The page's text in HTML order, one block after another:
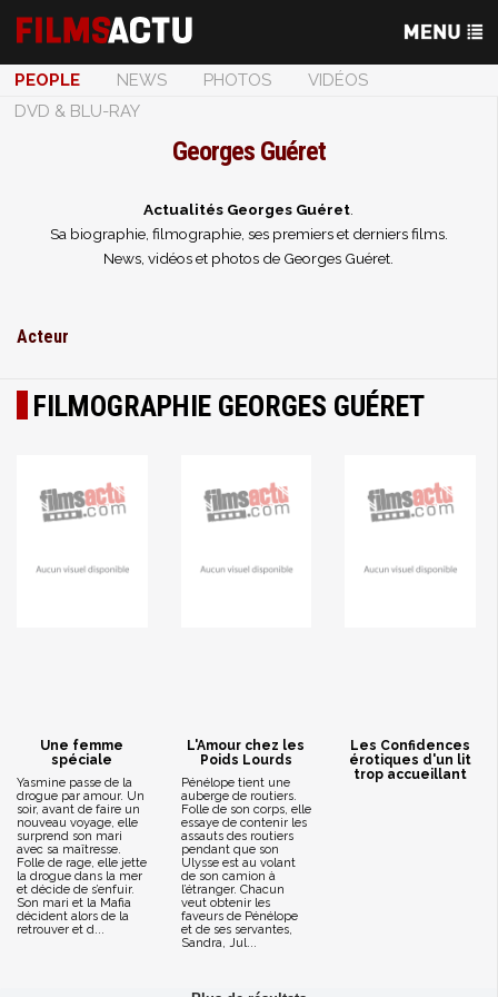
PEOPLE NEWS PHOTOS
VIDÉOS
DVD & BLU-RAY
Georges Guéret
Actualités Georges Guéret
Sa biographie, filmographie, ses premiers et derniers films.
News, vidéos et photos de Georges Guéret.
Acteur
FILMOGRAPHIE GEORGES GUÉRET
Une femme
spéciale
Yasmine passe de la
drogue par amour. Un
soir, avant de faire un
nouveau voyage, elle
surprend son mari
avec sa maîtresse.
Folle de rage, elle jette
la drogue dans la mer
et décide de s’enfuir.
Son mari et la Mafia
décident alors de la
retrouver et d...
L'Amour chez les
Poids Lourds
Pénélope tient une
auberge de routiers.
Folle de son corps, elle
essaye de contenir les
assauts des routiers
pendant que son
Ulysse est au volant
de son camion à
l’étranger. Chacun
veut obtenir les
faveurs de Pénélope
et de ses servantes,
Sandra, Jul...
Les Confidences
érotiques d'un lit
trop accueillant